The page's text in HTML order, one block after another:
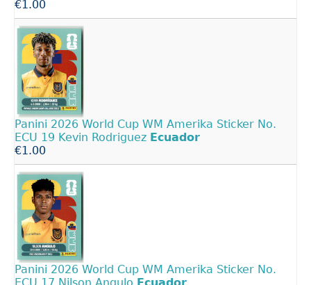
€1.00
Panini 2026 World Cup WM Amerika Sticker No.
ECU 19 Kevin Rodriguez Ecuador
€1.00
Panini 2026 World Cup WM Amerika Sticker No.
ECU 17 Nilson Angulo Ecuador